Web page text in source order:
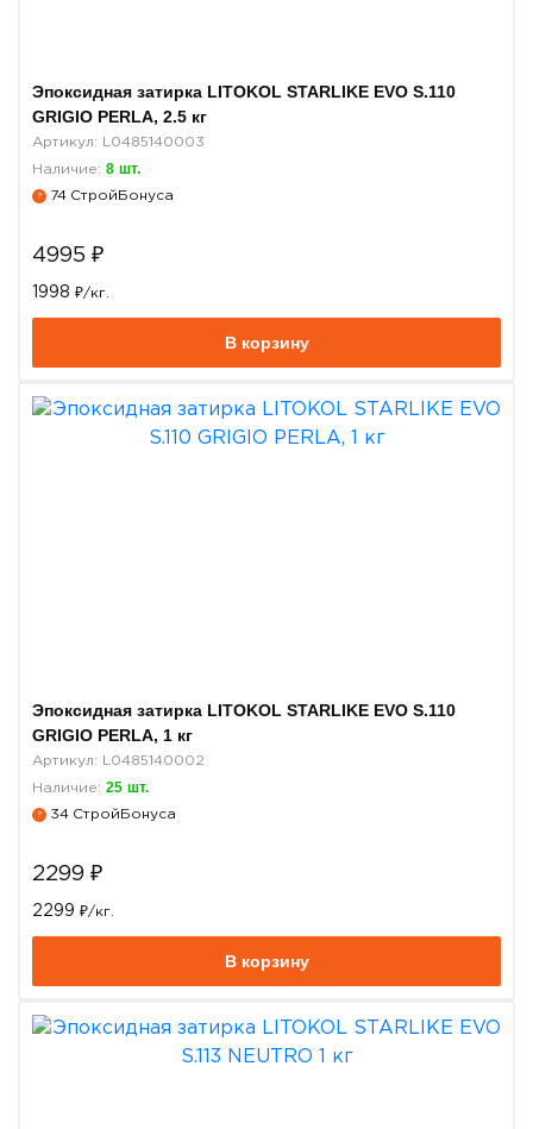
Эпоксидная затирка LITOKOL STARLIKE EVO S.110
GRIGIO PERLA, 2.5 кг
Артикул: L0485140003
Наличие: 8 шт.
? 74 СтройБонуса
4995 ₽
1998 ₽/кг.
В корзину
Эпоксидная затирка LITOKOL STARLIKE EVO S.110
GRIGIO PERLA, 1 кг
Артикул: L0485140002
Наличие: 25 шт.
? 34 СтройБонуса
2299 ₽
2299 ₽/кг.
В корзину